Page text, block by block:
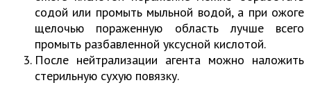
содой или промыть мыльной водой, а при ожоге
щелочью пораженную область лучше всего
промыть разбавленной уксусной кислотой.
После нейтрализации агента можно наложить
стерильную сухую повязку.